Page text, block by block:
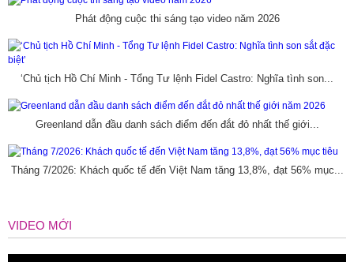
Phát động cuộc thi sáng tạo video năm 2026
‘Chủ tịch Hồ Chí Minh - Tổng Tư lệnh Fidel Castro: Nghĩa tình son...
Greenland dẫn đầu danh sách điểm đến đắt đỏ nhất thế giới...
Tháng 7/2026: Khách quốc tế đến Việt Nam tăng 13,8%, đạt 56% mục...
VIDEO MỚI